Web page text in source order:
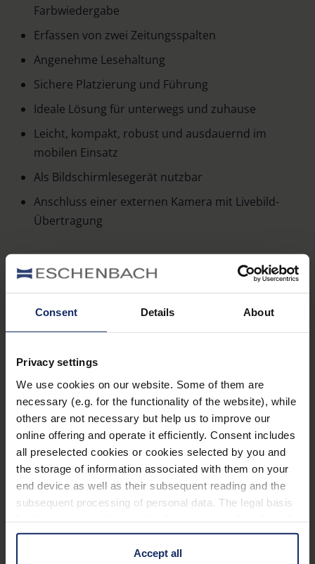
Consent Details About
Privacy settings
We use cookies on our website. Some of them are
necessary (e.g. for the functionality of the website), while
others are not necessary but help us to improve our
online offering and operate it efficiently. Consent includes
all preselected cookies or cookies selected by you and
the storage of information associated with them on your
end device as well as their subsequent reading and the
subsequent processing of personal data. The legal basis
information is Art. 25 para. 1 TDDDG and with regard to
the processing of personal data Art. 6 para. 1 lit. a
Accept all
Farbwiedergabe
Erfassen von zwei Zeitungsspalten
Angenehme Lesehaltung
Sichere Platzierung und Führung
Ideale Lösung für unterwegs und zuhause
Leicht, kompakt, robust und ausdauernd im
mobilen Einsatz
Als Bildschirmlesegerät nutzbar
Anschluss einer externen Kamera mit Livebild-
Übertragung
Ausstattung
Neues Display mit einem helleren und klareren
Optimierte Bildverarbeitung: Deutlich reduziertes
Bildschirmrauschen in hohen Vergrößerungen
Deutlich bessere Fotoqualität
Blaulichtfilter
Überblicksfunktion
Info zum Batteriezustand
Mehr erfahren
Zubehör
Eschenbach Optik veröffentlicht regelmäßig eine
Aktualisierung der Software für die visolux DIGITAL